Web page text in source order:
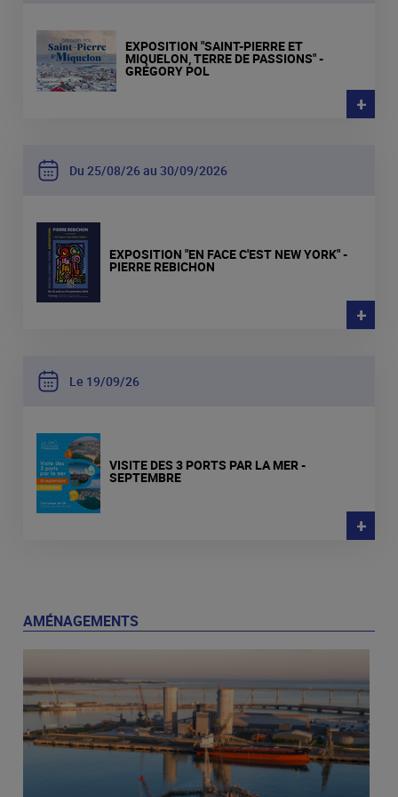
EXPOSITION "SAINT-PIERRE ET
MIQUELON, TERRE DE PASSIONS" -
GRÉGORY POL
+
Du 25 08 26 au 30 09 2026
EXPOSITION "EN FACE C'EST NEW YORK" -
PIERRE REBICHON
+
Le 19 09 26
VISITE DES 3 PORTS PAR LA MER -
SEPTEMBRE
+
AMÉNAGEMENTS